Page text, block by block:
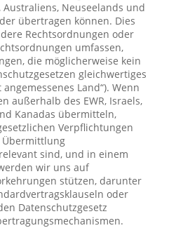
Australiens, Neuseelands und
übertragen können. Dies
Rechtsordnungen oder
umfassen,
die möglicherweise kein
gleichwertiges
Land“). Wenn
außerhalb des EWR, Israels,
Kanadas übermitteln,
Verpflichtungen
sind, und in einem
wir uns auf
stützen, darunter
oder
Datenschutzgesetz